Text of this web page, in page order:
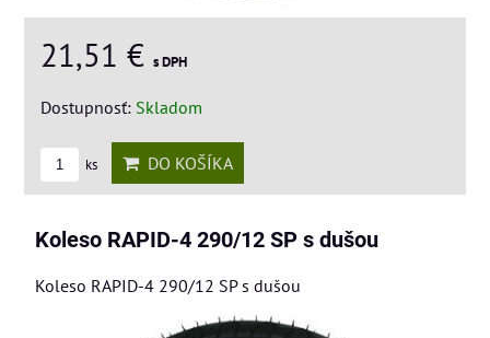
21,51 € s DPH
Dostupnosť: Skladom
ks DO KOŠÍKA
Koleso RAPID-4 290/12 SP s dušou
Koleso RAPID-4 290/12 SP s dušou